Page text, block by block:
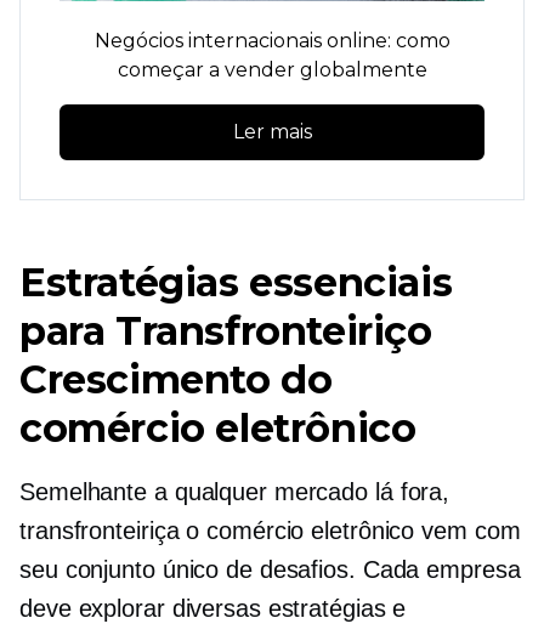
Negócios internacionais online: como
começar a vender globalmente
Ler mais
Estratégias essenciais
para Transfronteiriço
Crescimento do
comércio eletrônico
Semelhante a qualquer mercado lá fora,
transfronteiriçao comércio eletrônico vem com
seu conjunto único de desafios. Cada empresa
deve explorar diversas estratégias e